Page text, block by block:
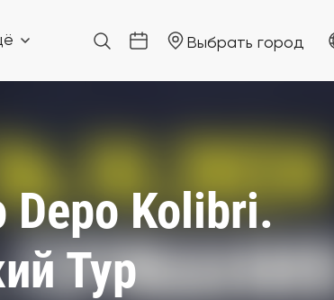
Выбрать город
Depo Kolibri.
Тур